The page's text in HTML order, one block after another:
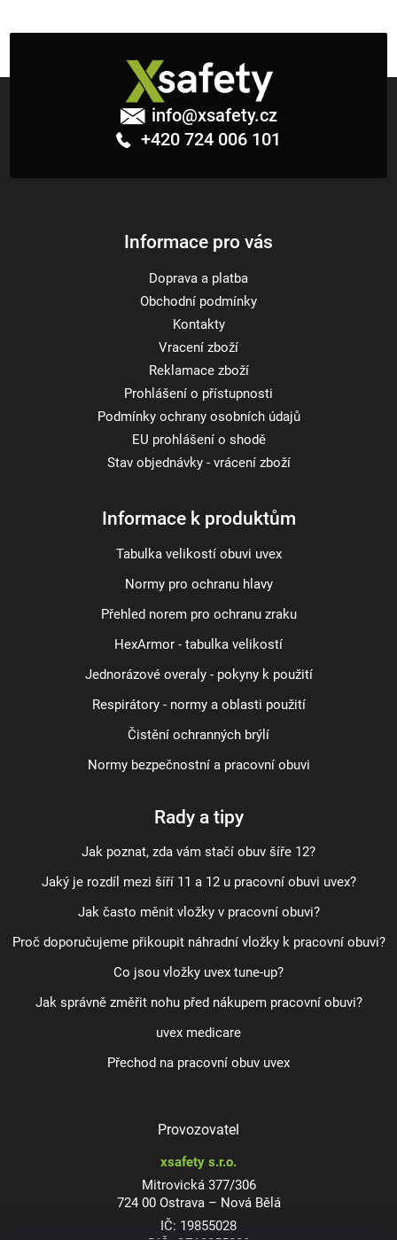
info@xsafety.cz
+420 724 006 101
Informace pro vás
Doprava a platba
Obchodní podmínky
Kontakty
Vracení zboží
Reklamace zboží
Prohlášení o přístupnosti
Podmínky ochrany osobních údajů
EU prohlášení o shodě
Stav objednávky - vrácení zboží
Informace k produktům
Tabulka velikostí obuvi uvex
Normy pro ochranu hlavy
Přehled norem pro ochranu zraku
HexArmor - tabulka velikostí
Jednorázové overaly - pokyny k použití
Respirátory - normy a oblasti použití
Čistění ochranných brýlí
Normy bezpečnostní a pracovní obuvi
Rady a tipy
Jak poznat, zda vám stačí obuv šíře 12?
Jaký je rozdíl mezi šíří 11 a 12 u pracovní obuvi uvex?
Jak často měnit vložky v pracovní obuvi?
Proč doporučujeme přikoupit náhradní vložky k pracovní obuvi?
Co jsou vložky uvex tune-up?
Jak správně změřit nohu před nákupem pracovní obuvi?
uvex medicare
Přechod na pracovní obuv uvex
Provozovatel
xsafety s.r.o.
Mitrovická 377/306
724 00 Ostrava – Nová Bělá
IČ: 19855028